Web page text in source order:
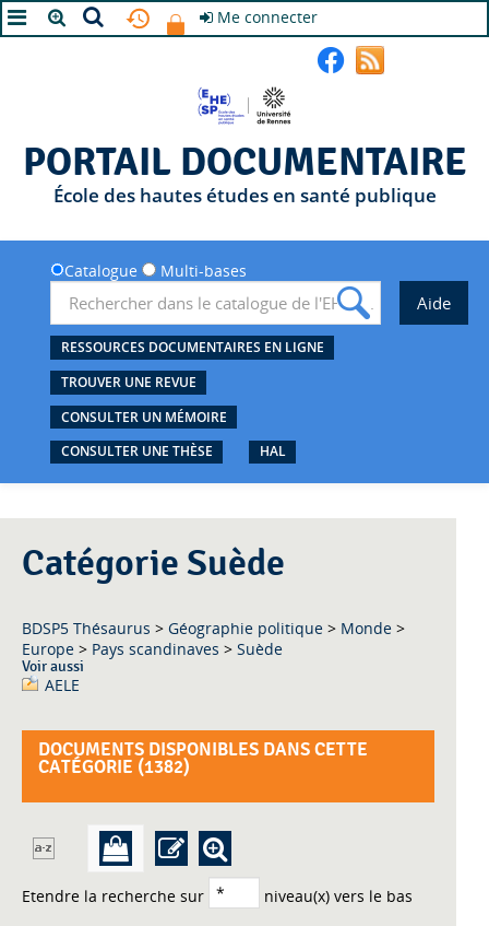
Me connecter
PORTAIL DOCUMENTAIRE
École des hautes études en santé publique
Catalogue Multi-bases
RESSOURCES DOCUMENTAIRES EN LIGNE
TROUVER UNE REVUE
CONSULTER UN MÉMOIRE
CONSULTER UNE THÈSE
HAL
Catégorie Suède
BDSP5 Thésaurus > Géographie politique > Monde >
Europe > Pays scandinaves > Suède
Voir aussi
AELE
DOCUMENTS DISPONIBLES DANS CETTE
CATÉGORIE (1382)
Etendre la recherche sur niveau(x) vers le bas